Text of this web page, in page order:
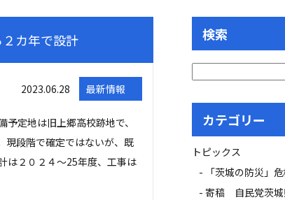
カ年で設計
2023.06.28 最新情報
定地は旧上郷高校跡地で、
現段階で確定ではないが、既
は２０２４～25年度、工事は
検索
カテゴリー
トピックス
「茨城の防災」
寄稿 自民党茨城